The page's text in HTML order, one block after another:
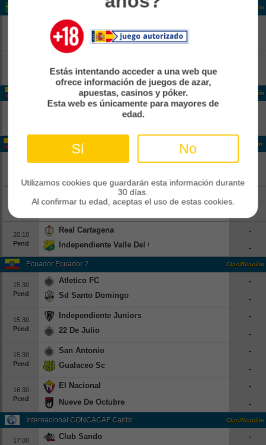
Clasificación
Vitoria
Athletico Paranaense
Internacional
Colombia Colombia 2 Clasificación
Real CUndinamarca
Colombia Colombia 2 Clasificación
16:00
20:10
Pend
Real Cartagena
Independiente Valle Del Cauca
-
-
Ecuador Ecuador 2 Clasificación
15:30
Pend
Atletico FC
Sd Santo Domingo
-
-
15:30
Pend
Independiente Juniors
22 De Julio
-
-
15:30
Pend
San Antonio
Gualaceo Sc
-
-
16:30
Pend
El Nacional
Nueve De Octubre
-
-
Internacional CONCACAF Caribbean Cup Grp. A Clasificación
17:00
Club Sando
-
Estás intentando acceder a una web que
ofrece información de juegos de azar,
apuestas, casinos y póker.
Esta web es únicamente para mayores de
edad.
Sí No
Utilizamos cookies que guardarán esta información durante
30 días.
Al confirmar tu edad, aceptas el uso de estas cookies.